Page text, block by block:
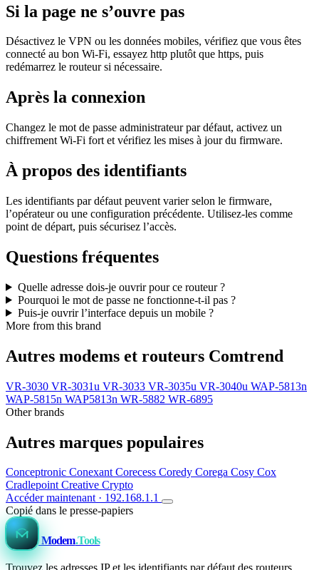
Si la page ne s’ouvre pas
Désactivez le VPN ou les données mobiles, vérifiez que vous êtes
connecté au bon Wi‑Fi, essayez http plutôt que https, puis
redémarrez le routeur si nécessaire.
Après la connexion
Changez le mot de passe administrateur par défaut, activez un
chiffrement Wi‑Fi fort et vérifiez les mises à jour du firmware.
À propos des identifiants
Les identifiants par défaut peuvent varier selon le firmware,
l’opérateur ou une configuration précédente. Utilisez-les comme
point de départ, puis sécurisez l’accès.
Questions fréquentes
Quelle adresse dois-je ouvrir pour ce routeur ?
Pourquoi le mot de passe ne fonctionne-t-il pas ?
Puis-je ouvrir l’interface depuis un mobile ?
More from this brand
Autres modems et routeurs Comtrend
VR-3030 VR-3031u VR-3033 VR-3035u VR-3040u WAP-5813n
WAP-5815n WAP5813n WR-5882 WR-6895
Other brands
Autres marques populaires
Conceptronic Conexant Corecess Coredy Corega Cosy Cox
Cradlepoint Creative Crypto
Accéder maintenant · 192.168.1.1
Copié dans le presse-papiers
Modem.Tools